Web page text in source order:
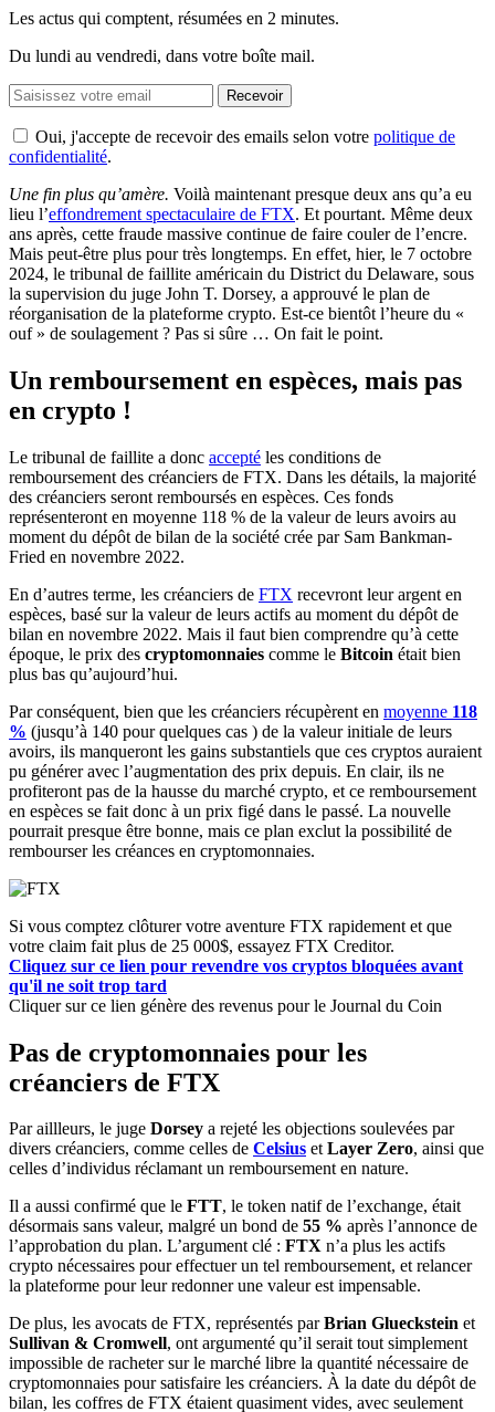
Les actus qui comptent, résumées en 2 minutes.
Du lundi au vendredi, dans votre boîte mail.
Recevoir
Oui, j'accepte de recevoir des emails selon votre politique de
confidentialité.
Une fin plus qu’amère. Voilà maintenant presque deux ans qu’a eu
lieu l’effondrement spectaculaire de FTX. Et pourtant. Même deux
ans après, cette fraude massive continue de faire couler de l’encre.
Mais peut-être plus pour très longtemps. En effet, hier, le 7 octobre
2024, le tribunal de faillite américain du District du Delaware, sous
la supervision du juge John T. Dorsey, a approuvé le plan de
réorganisation de la plateforme crypto. Est-ce bientôt l’heure du «
ouf » de soulagement ? Pas si sûre … On fait le point.
Un remboursement en espèces, mais pas
en crypto !
Le tribunal de faillite a donc accepté les conditions de
remboursement des créanciers de FTX. Dans les détails, la majorité
des créanciers seront remboursés en espèces. Ces fonds
représenteront en moyenne 118 % de la valeur de leurs avoirs au
moment du dépôt de bilan de la société crée par Sam Bankman-
Fried en novembre 2022.
En d’autres terme, les créanciers de FTX recevront leur argent en
espèces, basé sur la valeur de leurs actifs au moment du dépôt de
bilan en novembre 2022. Mais il faut bien comprendre qu’à cette
époque, le prix des cryptomonnaies comme le Bitcoin était bien
plus bas qu’aujourd’hui.
Par conséquent, bien que les créanciers récupèrent en moyenne 118
% (jusqu’à 140 pour quelques cas ) de la valeur initiale de leurs
avoirs, ils manqueront les gains substantiels que ces cryptos auraient
pu générer avec l’augmentation des prix depuis. En clair, ils ne
profiteront pas de la hausse du marché crypto, et ce remboursement
en espèces se fait donc à un prix figé dans le passé. La nouvelle
pourrait presque être bonne, mais ce plan exclut la possibilité de
rembourser les créances en cryptomonnaies.
Si vous comptez clôturer votre aventure FTX rapidement et que
votre claim fait plus de 25 000$, essayez FTX Creditor.
Cliquez sur ce lien pour revendre vos cryptos bloquées avant
qu'il ne soit trop tard
Cliquer sur ce lien génère des revenus pour le Journal du Coin
Pas de cryptomonnaies pour les
créanciers de FTX
Par aillleurs, le juge Dorsey a rejeté les objections soulevées par
divers créanciers, comme celles de Celsius etLayer Zero, ainsi que
celles d’individus réclamant un remboursement en nature.
Il a aussi confirmé que le FTT, le token natif de l’exchange, était
désormais sans valeur, malgré un bond de 55 % après l’annonce de
l’approbation du plan. L’argument clé : FTX n’a plus les actifs
crypto nécessaires pour effectuer un tel remboursement, et relancer
la plateforme pour leur redonner une valeur est impensable.
De plus, les avocats de FTX, représentés parBrian Glueckstein et
Sullivan & Cromwell, ont argumenté qu’il serait tout simplement
impossible de racheter sur le marché libre la quantité nécessaire de
cryptomonnaies pour satisfaire les créanciers. À la date du dépôt de
bilan, les coffres de FTX étaient quasiment vides, avec seulement